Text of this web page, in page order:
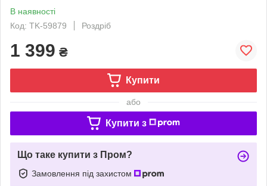
В наявності
Код: TK-59879
Роздріб
1 399 ₴
Купити
або
Купити з
Що таке купити з Пром?
Замовлення під захистом